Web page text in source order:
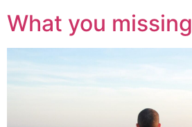
What you missing